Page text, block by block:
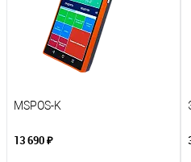
MSPOS-K
13 690 ₽